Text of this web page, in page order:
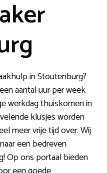
in Stoutenburg?
aantal uur per week
werkdag thuiskomen in
klusjes worden
meer vrije tijd over. Wij
een bedreven
Op ons portaal bieden